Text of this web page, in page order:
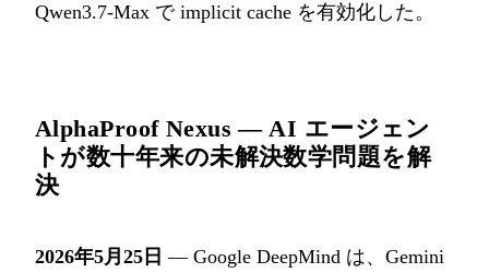
Qwen3.7-Max で implicit cache を有効化した。
AlphaProof Nexus — AI エージェン
トが数十年来の未解決数学問題を解
決
2026年5月25日 — Google DeepMind は、Gemini